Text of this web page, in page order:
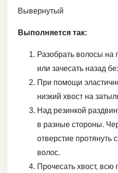
Вывернутый
Выполняется так:
Разобрать волосы
или зачесать назад
При помощи
низкий хвост на
Над резинкой
в разные стороны.
отверстие протянуть
волос.
Прочесать хвост, всю